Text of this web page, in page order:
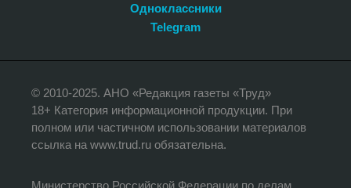
Одноклассники
Telegram
© 2010-2025. АНО «Редакция газеты «Труд»
18+ Категория информационной продукции. При
полном или частичном использовании материалов
ссылка на www.trud.ru обязательна.
Министерство Российской Федерации по делам